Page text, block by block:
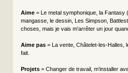
Aime= Le metal symphonique, la Fantasy
mangasse, le dessin, Les Simpson,
choses, mais je vais m'arrêter un jour
Aime pas= La vente, Châtelet-les-Halles,
fait.
Projets= Changer de travail, m'installer